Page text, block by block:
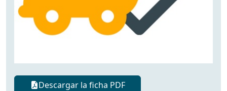
Descargar la ficha PDF